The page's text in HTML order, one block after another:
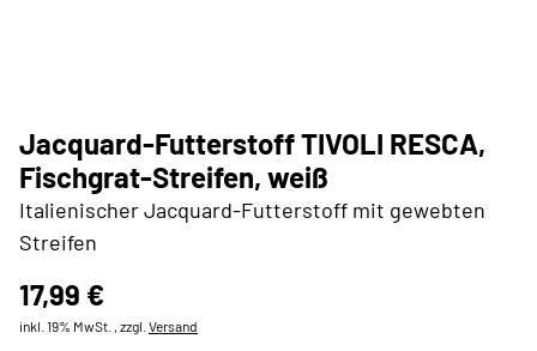
Jacquard-Futterstoff TIVOLI RESCA,
Fischgrat-Streifen, weiß
Italienischer Jacquard-Futterstoff mit gewebten
Streifen
17,99 €
inkl. 19% MwSt. , zzgl. Versand